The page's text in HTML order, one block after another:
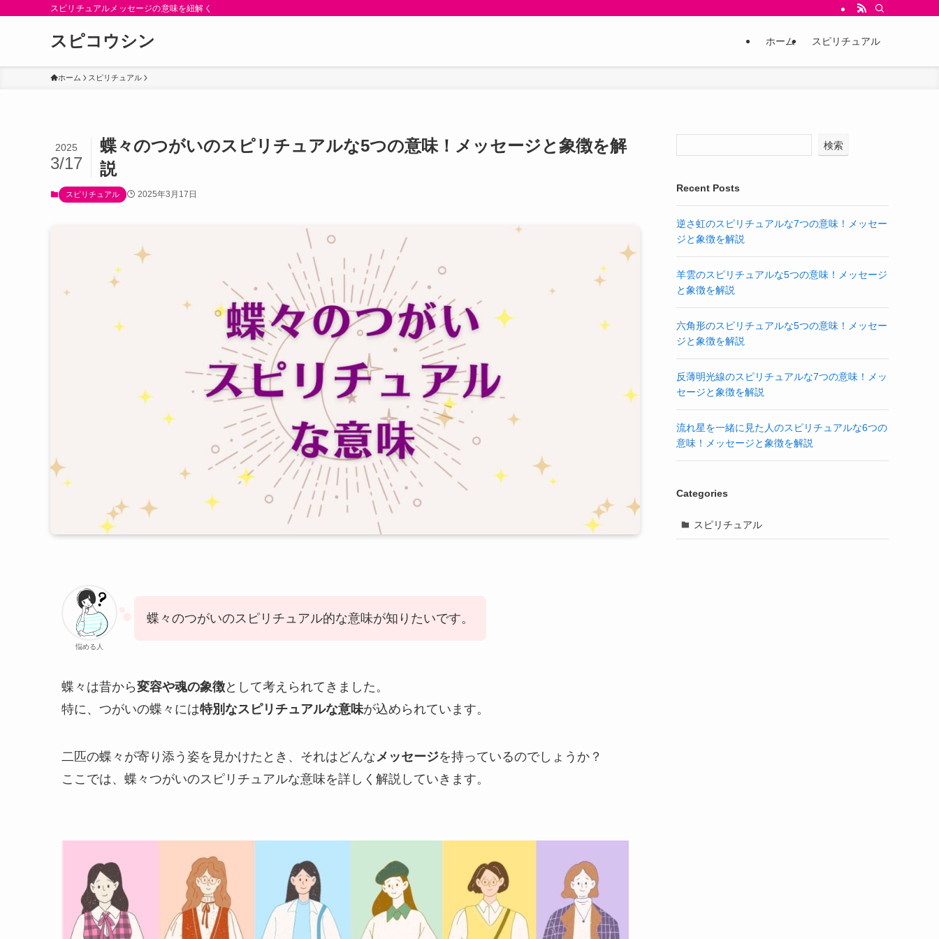
スピリチュアルメッセージの意味を紐解く
スピコウシン ホーム スピリチュアル
ホーム スピリチュアル
蝶々のつがいのスピリチュアルな5つの意味！メッセージと象徴を解
説
2025
3/17
スピリチュアル 2025年3月17日
悩める人
蝶々のつがいのスピリチュアル的な意味が知りたいです。
蝶々は昔から変容や魂の象徴として考えられてきました。
特に、つがいの蝶々には特別なスピリチュアルな意味が込められています。
二匹の蝶々が寄り添う姿を見かけたとき、それはどんなメッセージを持っているのでしょうか？
ここでは、蝶々つがいのスピリチュアルな意味を詳しく解説していきます。
検索
Recent Posts
逆さ虹のスピリチュアルな7つの意味！メッセー
ジと象徴を解説
羊雲のスピリチュアルな5つの意味！メッセージ
と象徴を解説
六角形のスピリチュアルな5つの意味！メッセー
ジと象徴を解説
反薄明光線のスピリチュアルな7つの意味！メッ
セージと象徴を解説
流れ星を一緒に見た人のスピリチュアルな6つの
意味！メッセージと象徴を解説
Categories
スピリチュアル